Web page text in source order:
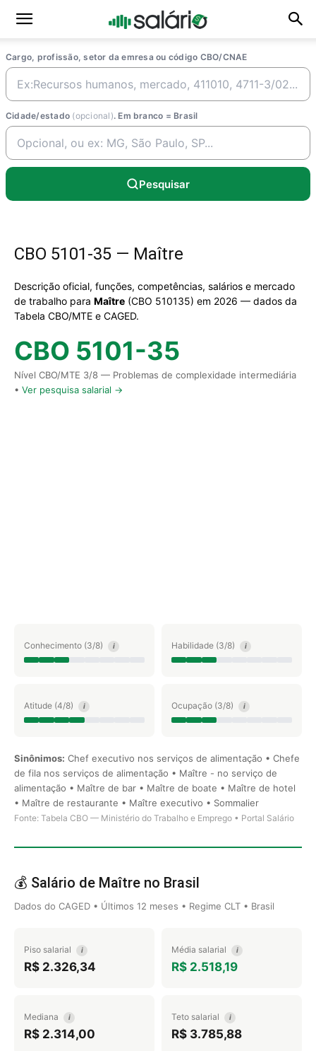
Cargo, profissão, setor da emresa ou código CBO/CNAE
Cidade/estado (opcional). Em branco = Brasil
Pesquisar
CBO 5101-35 — Maître
Descrição oficial, funções, competências, salários e mercado
de trabalho para Maître (CBO 510135) em 2026 — dados da
Tabela CBO/MTE e CAGED.
CBO 5101-35
Nível CBO/MTE 3/8 — Problemas de complexidade intermediária
• Ver pesquisa salarial →
Conhecimento (3/8) i Habilidade (3/8) i
Atitude (4/8) i Ocupação (3/8) i
Sinônimos: Chef executivo nos serviços de alimentação • Chefe
de fila nos serviços de alimentação • Maître - no serviço de
alimentação • Maître de bar • Maître de boate • Maître de hotel
• Maître de restaurante • Maître executivo • Sommalier
Fonte: Tabela CBO — Ministério do Trabalho e Emprego • Portal Salário
💰 Salário de Maître no Brasil
Dados do CAGED • Últimos 12 meses • Regime CLT • Brasil
Piso salarial i
R$ 2.326,34
Média salarial i
R$ 2.518,19
Mediana i
R$ 2.314,00
Teto salarial i
R$ 3.785,88